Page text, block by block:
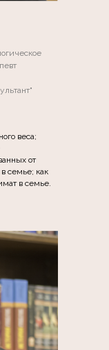
веса;
от
семье; как
в семье.